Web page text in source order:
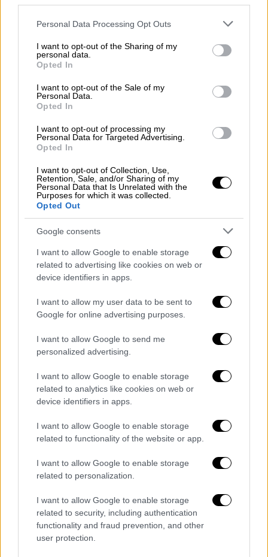
Please note that this website/app uses one or more Google
not limited to your visit or usage behaviour. You may click to
grant or deny consent to Google and its third-party tags to
use your data for below specified purposes in below Google
consent section.
Personal Data Processing Opt Outs
I want to opt-out of the Sharing of my
personal data.
Opted In
I want to opt-out of the Sale of my
Personal Data.
Opted In
I want to opt-out of processing my
Personal Data for Targeted Advertising.
Opted In
I want to opt-out of Collection, Use,
Retention, Sale, and/or Sharing of my
Personal Data that Is Unrelated with the
Purposes for which it was collected.
Opted Out
Google consents
I want to allow Google to enable storage
related to advertising like cookies on web or
device identifiers in apps.
I want to allow my user data to be sent to
Google for online advertising purposes.
I want to allow Google to send me
personalized advertising.
I want to allow Google to enable storage
related to analytics like cookies on web or
device identifiers in apps.
I want to allow Google to enable storage
related to functionality of the website or app.
I want to allow Google to enable storage
related to personalization.
I want to allow Google to enable storage
related to security, including authentication
functionality and fraud prevention, and other
user protection.
ΔΙΑΒΑΣΤΕ ΕΠΙΣΗΣ
Ελλάδα|18.05.2026 14:44
Πατήσια: Νεκρός εργαζόμενος από
έκρηξη σε υποσταθμό της ΔΕΗ
Οπως γράφει τοrodiaki.gr, ο 44χρονος
της Ρόδου συνοδευόμενος από τους
δικηγόρους του.
Οδηγήθηκε ενώπιων της εισαγγελικής
λειτουργού, η οποία και του απήγγειλε
ποινική δίωξηγια επικίνδυνη οδήγηση από
την οποία προκλήθηκε θάνατος κατά συρροή.
Έτσι, παραπέμφθηκε στην ανάκριση και
ζήτησε προθεσμία μέχρι την Τετάρτη 20
Τα σχολιά σας δημοσιεύονται άμεσα με δική σας ευθύνη. Το
ΕΘΝΟΣ θα παρεμβαίνει και τα προσβλητικά σχόλια θα
καταχώρηση